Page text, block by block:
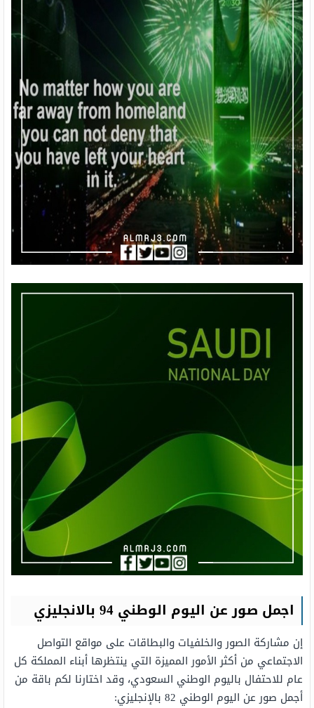
اجمل صور عن اليوم الوطني 94 بالانجليزي
إن مشاركة الصور والخلفيات والبطاقات على مواقع التواصل
الاجتماعي من أكثر الأمور المميزة التي ينتظرها أبناء المملكة كل
عام للاحتفال باليوم الوطني السعودي، وقد اختارنا لكم باقة من
أجمل صور عن اليوم الوطني 82 بالإنجليزي: